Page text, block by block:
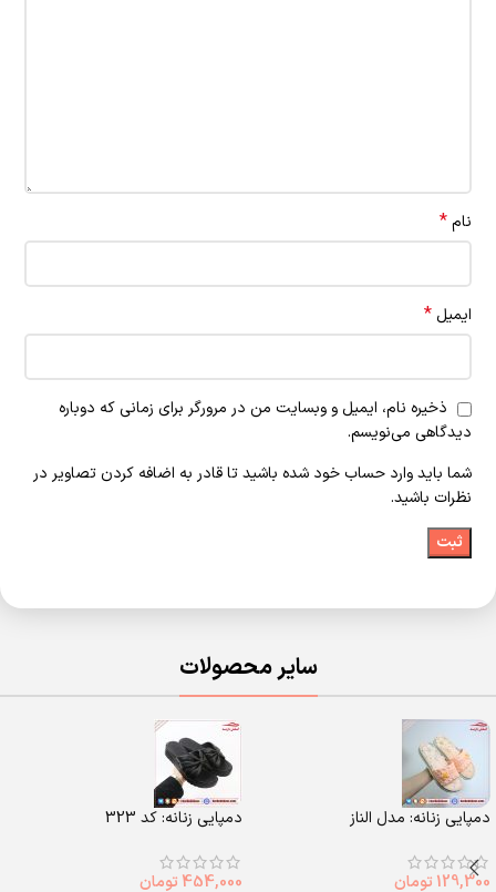
نام*
ایمیل *
ذخیره نام، ایمیل و وبسایت من در مرورگر برای زمانی که دوباره
دیدگاهی می‌نویسم.
شما باید وارد حساب خود شده باشید تا قادر به اضافه کردن تصاویر در
نظرات باشید.
سایر محصولات
دمپایی زنانه: مدل الناز
129,300 تومان
دمپایی زنانه: کد 323
454,000 تومان